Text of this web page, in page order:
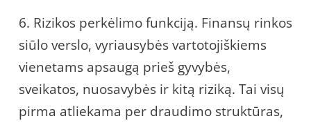
6. Rizikos perkėlimo funkciją. Finansų rinkos
siūlo verslo, vyriausybės vartotojiškiems
vienetams apsaugą prieš gyvybės,
sveikatos, nuosavybės ir kitą riziką. Tai visų
pirma atliekama per draudimo struktūras,